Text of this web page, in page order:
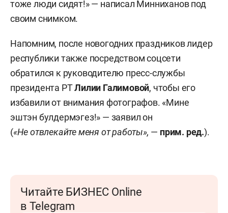
тоже люди сидят!» — написал Минниханов под
своим снимком.
Напомним, после новогодних праздников лидер
республики также посредством соцсети
обратился к руководителю пресс-службы
президента РТЛилии Галимовой, чтобы его
избавили от внимания фотографов. «Мине
эштэн булдермэгез!» — заявил он
(«Не отвлекайте меня от работы», — прим. ред.).
Читайте БИЗНЕС Online
в Telegram